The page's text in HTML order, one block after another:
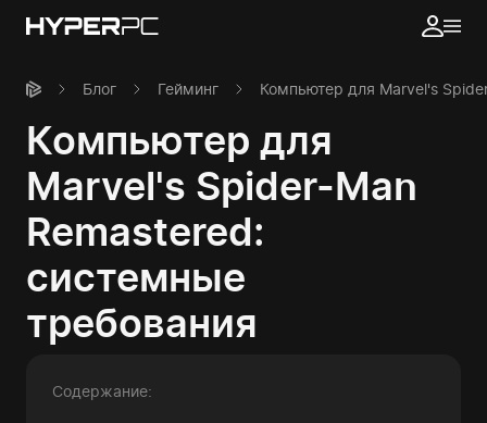
Блог Гейминг Компьютер для Marvel's
Компьютер для
Marvel's Spider-Man
Remastered:
системные
требования
Содержание: